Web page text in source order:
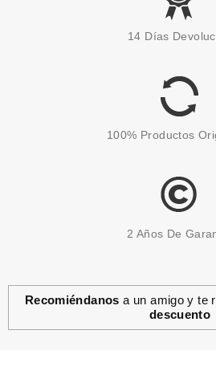
VALENTINO
YELLOW DREAM
49.95€
TABAC
14 Días
100% Productos
2 Años De
Recomiéndanos a un amigo y te
descuento